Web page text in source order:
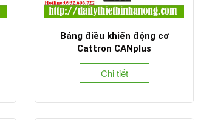
Bảng điều khiển động cơ
Cattron CANplus
Chi tiết